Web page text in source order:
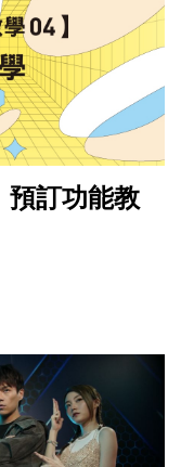
預訂功能教